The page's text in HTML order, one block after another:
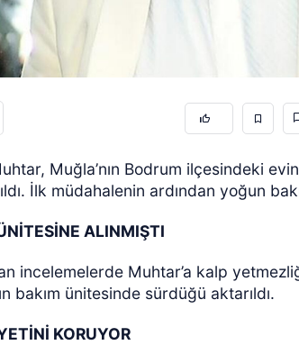
Muğla’nın Bodrum ilçesindeki
İlk müdahalenin ardından yoğun
ALINMIŞTI
incelemelerde Muhtar’a kalp
bakım ünitesinde sürdüğü aktarıldı.
KORUYOR